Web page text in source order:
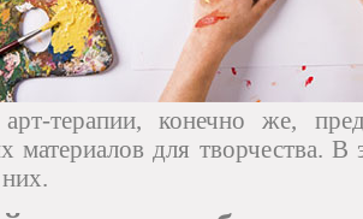
терапии, конечно же,
материалов для творчества.